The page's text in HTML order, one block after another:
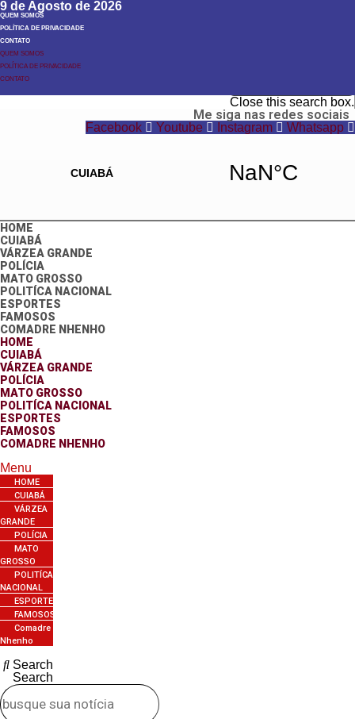
9 de Agosto de 2026
QUEM SOMOS
POLÍTICA DE PRIVACIDADE
CONTATO
QUEM SOMOS
POLÍTICA DE PRIVACIDADE
CONTATO
Close this search box.
Me siga nas redes sociais
Facebook Youtube Instagram Whatsapp
HOME
CUIABÁ
VÁRZEA GRANDE
POLÍCIA
MATO GROSSO
POLITÍCA NACIONAL
ESPORTES
FAMOSOS
COMADRE NHENHO
HOME
CUIABÁ
VÁRZEA GRANDE
POLÍCIA
MATO GROSSO
POLITÍCA NACIONAL
ESPORTES
FAMOSOS
COMADRE NHENHO
Menu
HOME
CUIABÁ
VÁRZEA
GRANDE
POLÍCIA
MATO
GROSSO
POLITÍCA
NACIONAL
ESPORTES
FAMOSOS
Comadre
Nhenho
Search
Search